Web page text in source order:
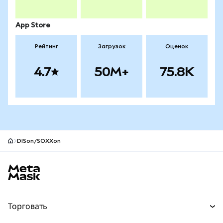
App Store
Рейтинг
4.7
Загрузок
50M+
Оценок
75.8K
DISon/SOXXon
Торговать